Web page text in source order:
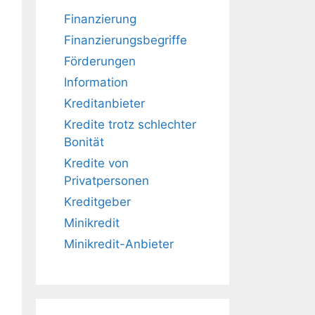
Finanzierung
Finanzierungsbegriffe
Förderungen
Information
Kreditanbieter
Kredite trotz schlechter
Bonität
Kredite von
Privatpersonen
Kreditgeber
Minikredit
Minikredit-Anbieter